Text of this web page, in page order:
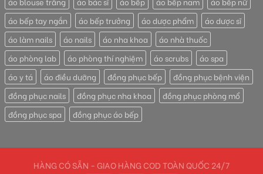
áo bếp tay ngắn
áo bếp trưởng áo dược phẩm
áo dược sĩ
áo làm nails
áo nails áo nha khoa
áo nhà thuốc
áo phòng lab
áo phòng thí nghiệm áo scrubs
áo spa
áo y tá
áo điều dưỡng đồng phục bếp
đồng phục bệnh viện
đồng phục nails
đồng phục nha khoa
đồng phục phòng mổ
đồng phục spa
đồng phục áo bếp
HÀNG CÓ SẴN - GIAO HÀNG COD TOÀN QUỐC 24/7